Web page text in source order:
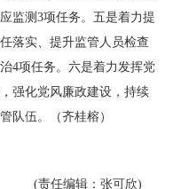
监测3项任务。五是着力提
落实、提升监管人员检查
4项任务。六是着力发挥党
强化党风廉政建设，持续
队伍。（齐桂榕）
(责任编辑：张可欣)